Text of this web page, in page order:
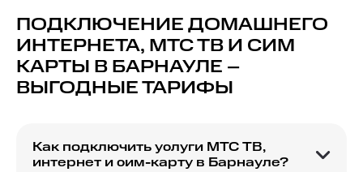
ПОДКЛЮЧЕНИЕ ДОМАШНЕГО
ИНТЕРНЕТА, МТС ТВ И СИМ
КАРТЫ В БАРНАУЛЕ –
ВЫГОДНЫЕ ТАРИФЫ
Как подключить услуги МТС ТВ,
интернет и сим-карту в Барнауле?